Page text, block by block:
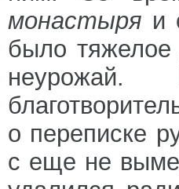
монастыря и
было
о переписке
с еще не